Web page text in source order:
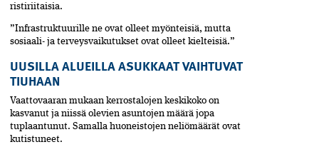
ristiriitaisia.
”Infrastruktuurille ne ovat olleet myönteisiä, mutta
sosiaali- ja terveysvaikutukset ovat olleet kielteisiä.”
UUSILLA ALUEILLA ASUKKAAT VAIHTUVAT
TIUHAAN
Vaattovaaran mukaan kerrostalojen keski­koko on
kasvanut ja niissä olevien asuntojen määrä jopa
tuplaantunut. Samalla huoneistojen neliömäärät ovat
kutistuneet.